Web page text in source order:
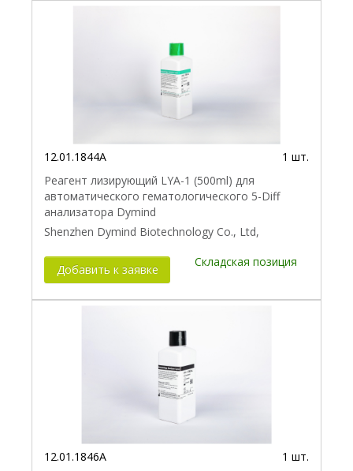
12.01.1844A
1 шт.
Реагент лизирующий LYA-1 (500ml) для
автоматического гематологического 5-Diff
анализатора Dymind
Shenzhen Dymind Biotechnology Co., Ltd,
Добавить к заявке
Складская позиция
12.01.1846A
1 шт.